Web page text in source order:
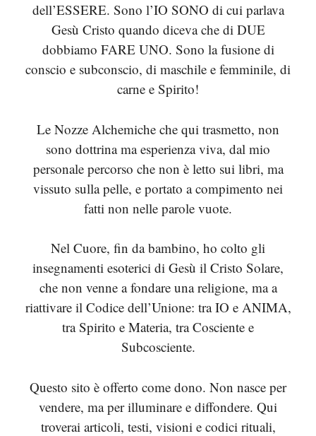
dell’ESSERE. Sono l’IO SONO di cui parlava
Gesù Cristo quando diceva che di DUE
dobbiamo FARE UNO. Sono la fusione di
conscio e subconscio, di maschile e femminile, di
carne e Spirito!
Le Nozze Alchemiche che qui trasmetto, non
sono dottrina ma esperienza viva, dal mio
personale percorso che non è letto sui libri, ma
vissuto sulla pelle, e portato a compimento nei
fatti non nelle parole vuote.
Nel Cuore, fin da bambino, ho colto gli
insegnamenti esoterici di Gesù il Cristo Solare,
che non venne a fondare una religione, ma a
riattivare il Codice dell’Unione: tra IO e ANIMA,
tra Spirito e Materia, tra Cosciente e
Subcosciente.
Questo sito è offerto come dono. Non nasce per
vendere, ma per illuminare e diffondere. Qui
troverai articoli, testi, visioni e codici rituali,